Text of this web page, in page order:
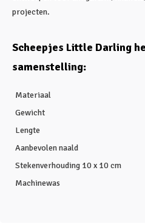
projecten.
Scheepjes Little Darling
samenstelling:
Materiaal
Gewicht
Lengte
Aanbevolen naald
Stekenverhouding 10 x 10 cm
Machinewas